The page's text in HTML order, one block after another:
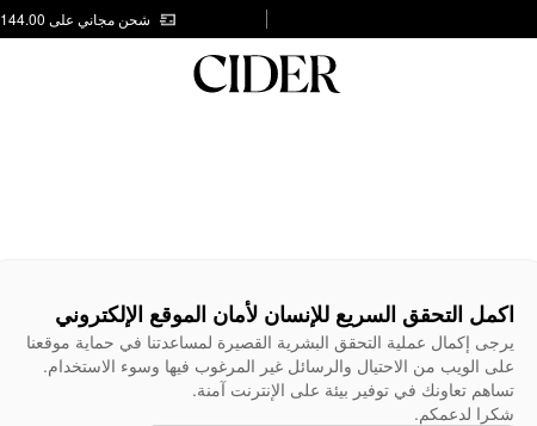
شحن مجاني على AED 144.00
اكمل التحقق السريع للإنسان لأمان الموقع الإلكتروني
يرجى إكمال عملية التحقق البشرية القصيرة لمساعدتنا في حماية موقعنا
على الويب من الاحتيال والرسائل غير المرغوب فيها وسوء الاستخدام.
تساهم تعاونك في توفير بيئة على الإنترنت آمنة.
شكرا لدعمكم.